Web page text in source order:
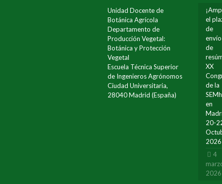
Unidad Docente de
Botánica Agrícola
Departamento de
Producción Vegetal:
Botánica y Protección
Vegetal
Escuela Técnica Superior
de Ingenieros Agrónomos
Ciudad Universitaria,
28040 Madrid (España)
el
de
envío
de
XX
de la
SEMh
en
20-
2026
4
2026